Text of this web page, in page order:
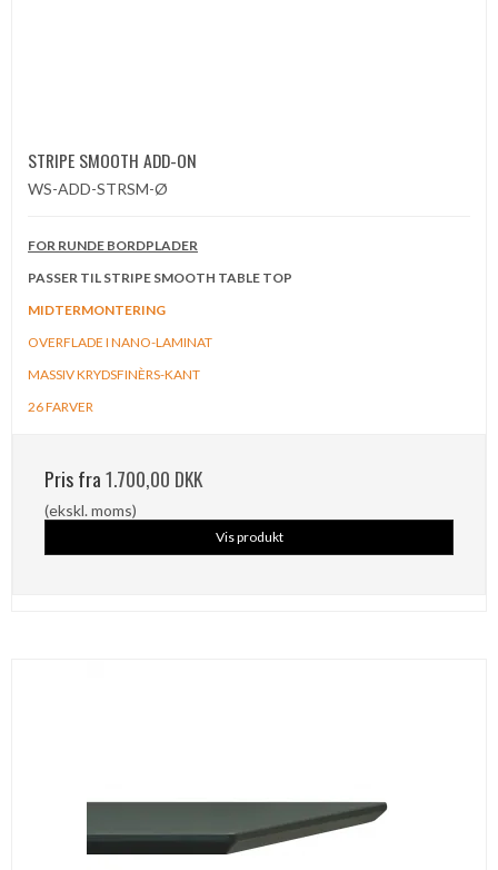
STRIPE SMOOTH ADD-ON
WS-ADD-STRSM-Ø
FOR RUNDE BORDPLADER
PASSER TIL STRIPE SMOOTH TABLE TOP
MIDTERMONTERING
OVERFLADE I NANO-LAMINAT
MASSIV KRYDSFINÈRS-KANT
26 FARVER
Pris fra1.700,00 DKK
(ekskl. moms)
Vis produkt